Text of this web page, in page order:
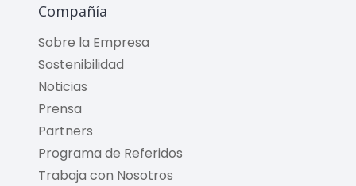
Compañía
Sobre la Empresa
Sostenibilidad
Noticias
Prensa
Partners
Programa de Referidos
Trabaja con Nosotros